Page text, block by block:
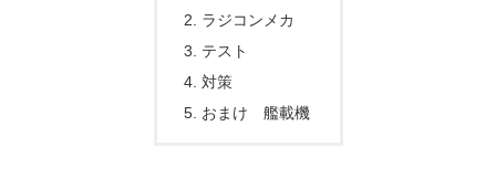
ラジコンメカ
テスト
対策
おまけ 艦載機